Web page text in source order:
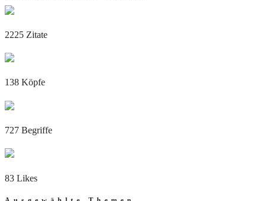
2225 Zitate
138 Köpfe
727 Begriffe
83 Likes